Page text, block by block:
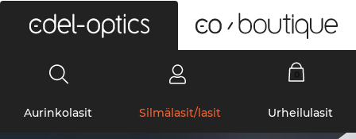
Aurinkolasit Silmälasit/lasit Urheilulasit